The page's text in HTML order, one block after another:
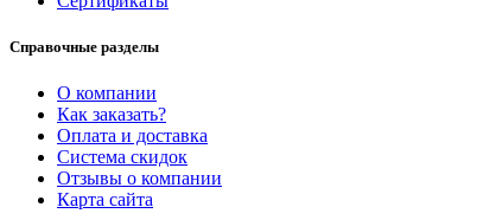
Справочные разделы
О компании
Как заказать?
Оплата и доставка
Система скидок
Отзывы о компании
Карта сайта